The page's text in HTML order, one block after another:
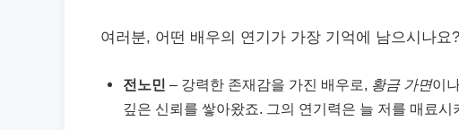
여러분, 어떤 배우의 연기가 가장 기억에 남으시나요?
전노민 – 강력한 존재감을 가진 배우로, 황금 가면이
깊은 신뢰를 쌓아왔죠. 그의 연기력은 늘 저를 매료시